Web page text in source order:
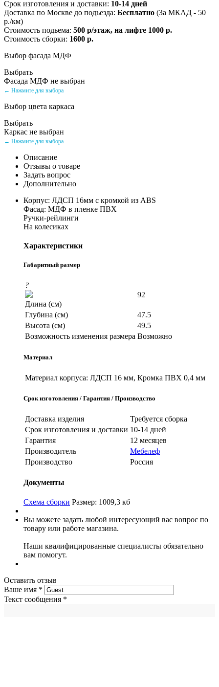
Срок изготовления и доставки: 10-14 дней
Доставка по Москве до подьезда: Бесплатно (За МКАД - 50
р./км)
Стоимость подьема: 500 р/этаж, на лифте 1000 р.
Стоимость сборки: 1600 р.
Выбор фасада МДФ
Выбрать
Фасада МДФ не выбран
← Нажмите для выбора
Выбор цвета каркаса
Выбрать
Каркас не выбран
← Нажмите для выбора
Описание
Отзывы о товаре
Задать вопрос
Дополнительно
Корпус: ЛДСП 16мм с кромкой из ABS
Фасад: МДФ в пленке ПВХ
Ручки-рейлинги
На колесиках
Характеристики
Габаритный размер
?
Длина (см)
92
Глубина (см)
47.5
Высота (см)
49.5
Возможность изменения размера Возможно
Материал
Материал корпуса: ЛДСП 16 мм, Кромка ПВХ 0,4 мм
Срок изготовления / Гарантия / Производство
Доставка изделия
Требуется сборка
Срок изготовления и доставки 10-14 дней
Гарантия
12 месяцев
Производитель
Мебелеф
Производство
Россия
Документы
Схема сборки Размер: 1009,3 кб
Вы можете задать любой интересующий вас вопрос по
товару или работе магазина.
Наши квалифицированные специалисты обязательно
вам помогут.
Оставить отзыв
Ваше имя *
Текст сообщения *